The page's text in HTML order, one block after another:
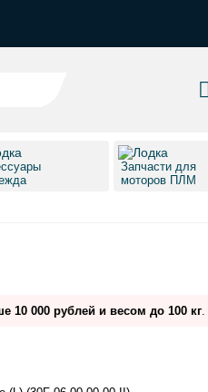
Запчасти для
моторов ПЛМ
10 000 рублей и весом до 100 кг.